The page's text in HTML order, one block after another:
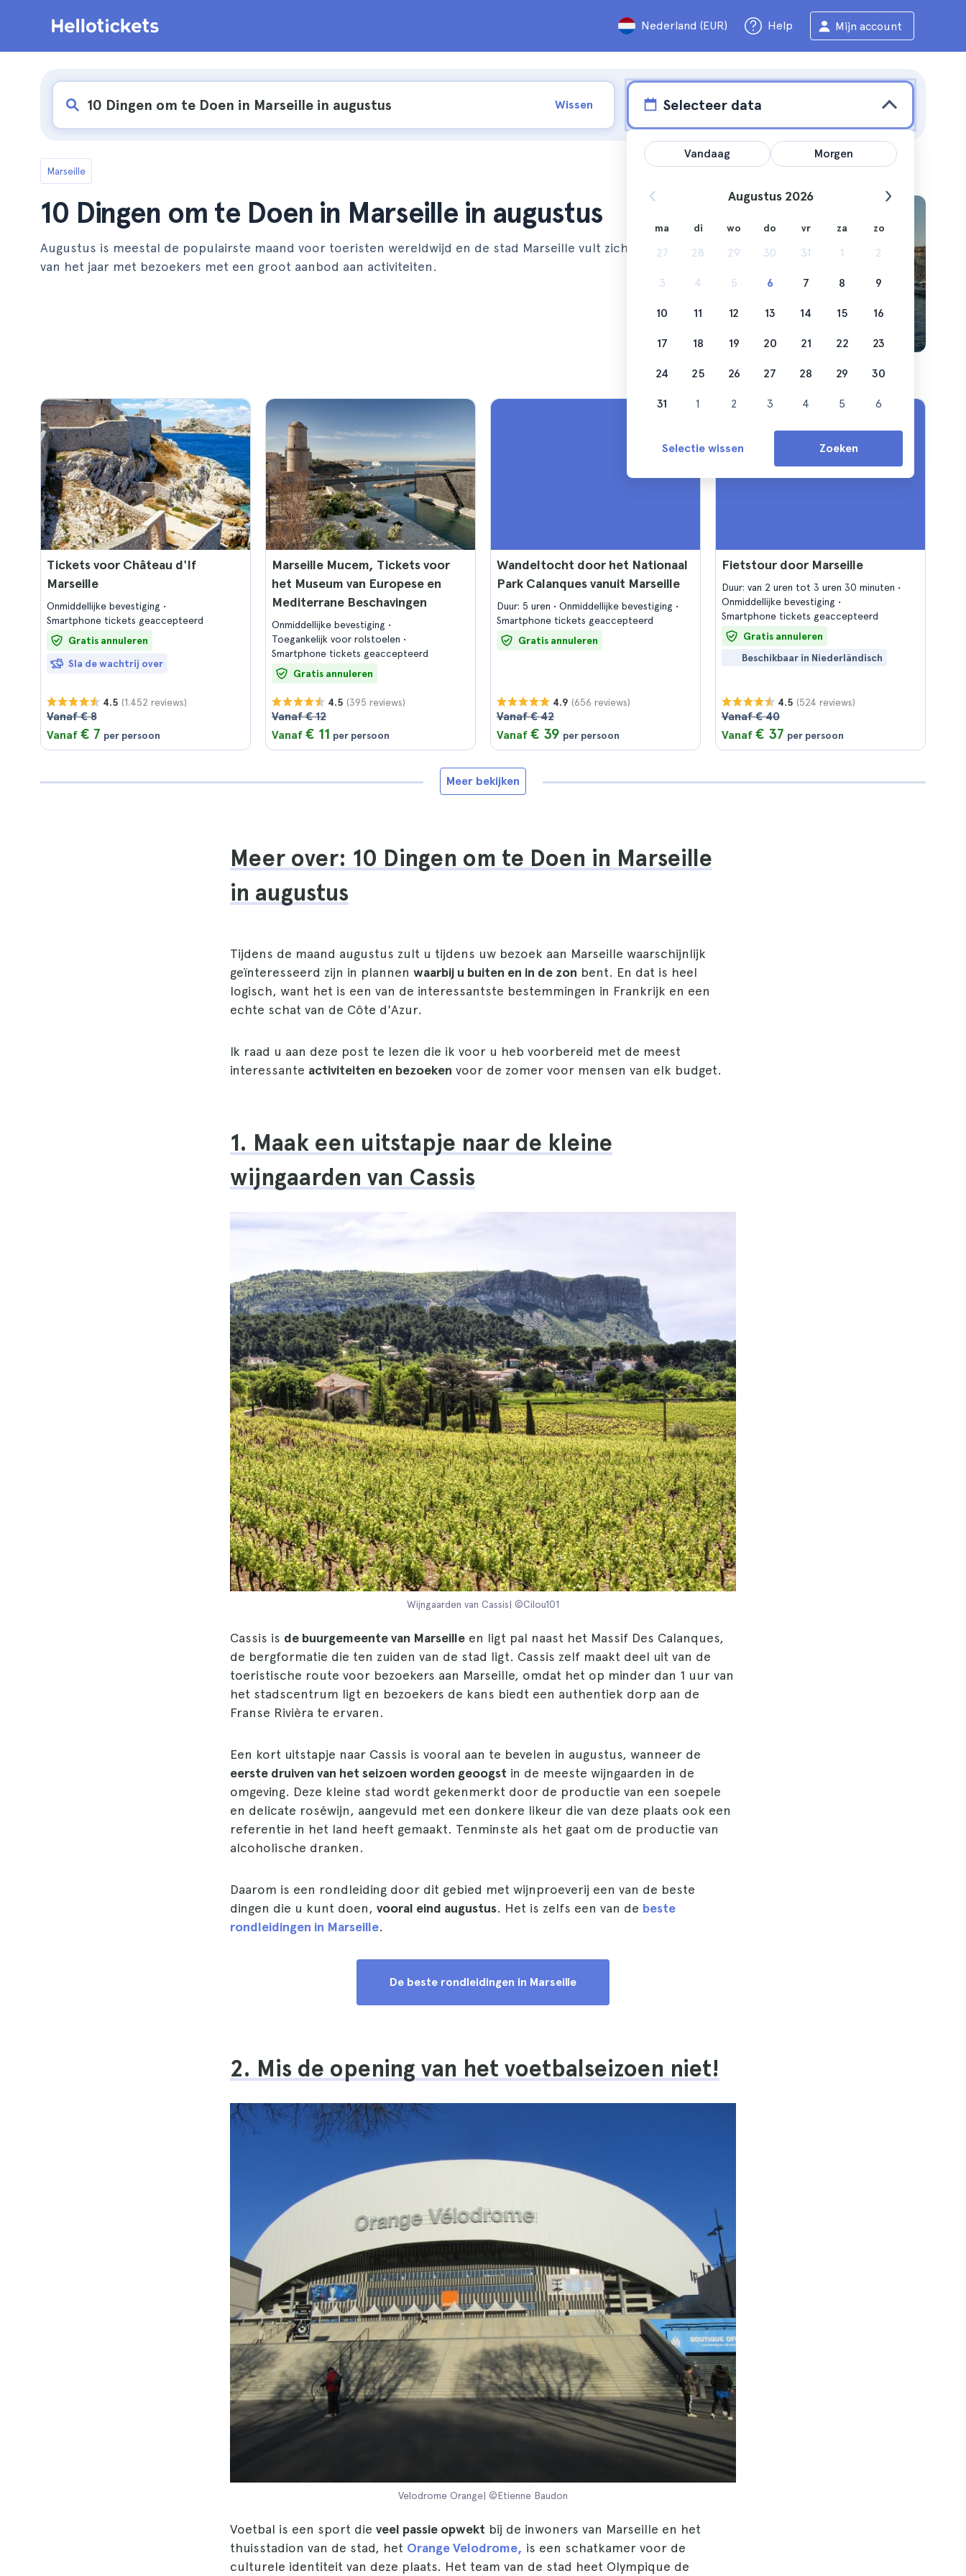
Nederland (EUR) Help Mijn account
Wissen Selecteer data
Marseille
10 Dingen om te Doen in Marseille in augustus
Augustus is meestal de populairste maand voor toeristen wereldwijd en de stad Marseille vult zich in deze tijd
van het jaar met bezoekers met een groot aanbod aan activiteiten.
Tickets voor Château d'If
Marseille
Onmiddellijke bevestiging
Smartphone tickets geaccepteerd
Gratis annuleren
Sla de wachtrij over
4.5 (1.452 reviews)
Vanaf € 8
Vanaf € 7 per persoon
Marseille Mucem, Tickets voor
het Museum van Europese en
Mediterrane Beschavingen
Onmiddellijke bevestiging
Toegankelijk voor rolstoelen
Smartphone tickets geaccepteerd
Gratis annuleren
4.5 (395 reviews)
Vanaf € 12
Vanaf € 11 per persoon
Wandeltocht door het Nationaal
Park Calanques vanuit Marseille
Duur: 5 uren
Onmiddellijke bevestiging
Smartphone tickets geaccepteerd
Gratis annuleren
4.9 (656 reviews)
Vanaf € 42
Vanaf € 39 per persoon
Fietstour door Marseille
Duur: van 2 uren tot 3 uren 30 minuten
Onmiddellijke bevestiging
Smartphone tickets geaccepteerd
Gratis annuleren
Beschikbaar in Niederländisch
4.5 (524 reviews)
Vanaf € 40
Vanaf € 37 per persoon
Meer bekijken
Meer over: 10 Dingen om te Doen in Marseille
in augustus
Tijdens de maand augustus zult u tijdens uw bezoek aan Marseille waarschijnlijk
geïnteresseerd zijn in plannen waarbij u buiten en in de zon bent. En dat is heel
logisch, want het is een van de interessantste bestemmingen in Frankrijk en een
echte schat van de Côte d'Azur.
Ik raad u aan deze post te lezen die ik voor u heb voorbereid met de meest
interessante activiteiten en bezoeken voor de zomer voor mensen van elk budget.
1. Maak een uitstapje naar de kleine
wijngaarden van Cassis
Wijngaarden van Cassis| ©Cilou101
Cassis is de buurgemeente van Marseille en ligt pal naast het Massif Des Calanques,
de bergformatie die ten zuiden van de stad ligt. Cassis zelf maakt deel uit van de
toeristische route voor bezoekers aan Marseille, omdat het op minder dan 1 uur van
het stadscentrum ligt en bezoekers de kans biedt een authentiek dorp aan de
Franse Rivièra te ervaren.
Een kort uitstapje naar Cassis is vooral aan te bevelen in augustus, wanneer de
eerste druiven van het seizoen worden geoogst in de meeste wijngaarden in de
omgeving. Deze kleine stad wordt gekenmerkt door de productie van een soepele
en delicate roséwijn, aangevuld met een donkere likeur die van deze plaats ook een
referentie in het land heeft gemaakt. Tenminste als het gaat om de productie van
alcoholische dranken.
Daarom is een rondleiding door dit gebied met wijnproeverij een van de beste
dingen die u kunt doen, vooral eind augustus. Het is zelfs een van de beste
rondleidingen in Marseille.
De beste rondleidingen in Marseille
2. Mis de opening van het voetbalseizoen niet!
Velodrome Orange| ©Etienne Baudon
Voetbal is een sport die veel passie opwekt bij de inwoners van Marseille en het
thuisstadion van de stad, het Orange Velodrome, is een schatkamer voor de
culturele identiteit van deze plaats. Het team van de stad heet Olympique de
Vandaag Morgen
Augustus 2026
ma di wo do vr za zo
27 28 29 30 31 1 2
3 4 5 6 7 8 9
10 11 12 13 14 15 16
17 18 19 20 21 22 23
24 25 26 27 28 29 30
31 1 2 3 4 5 6
Selectie wissen Zoeken